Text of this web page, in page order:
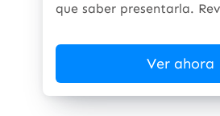
que saber presentarla.
Ver ahora